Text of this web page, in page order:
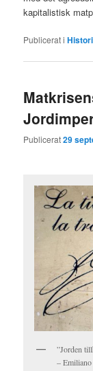
kapitalistisk
Publicerat i
Publicerat29
”Jorden
– Emiliano